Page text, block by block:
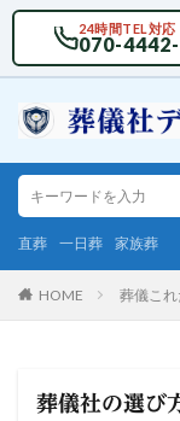
24時間TEL対応
070-
直葬 一日葬 家族葬
HOME 葬儀こ
葬儀社の選び